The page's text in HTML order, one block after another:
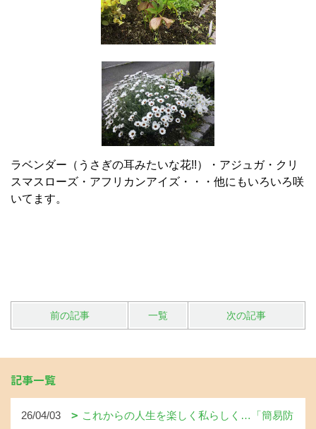
ラベンダー（うさぎの耳みたいな花!!）・アジュガ・クリ
スマスローズ・アフリカンアイズ・・・他にもいろいろ咲
いてます。
前の記事 一覧 次の記事
記事一覧
26/04/03
これからの人生を楽しく私らしく…「簡易防